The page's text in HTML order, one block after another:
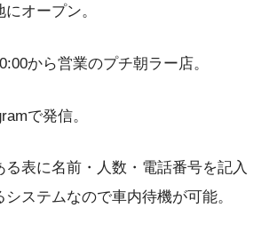
オープン。
から営業のプチ朝ラー店。
で発信。
表に名前・人数・電話番号を記入
ステムなので車内待機が可能。